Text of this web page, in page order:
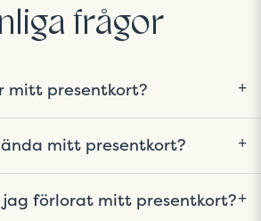
frågor
mitt presentkort?
det kan variera beroende om
mitt presentkort?
som tar ditt presentkort i
förlorat mitt presentkort?